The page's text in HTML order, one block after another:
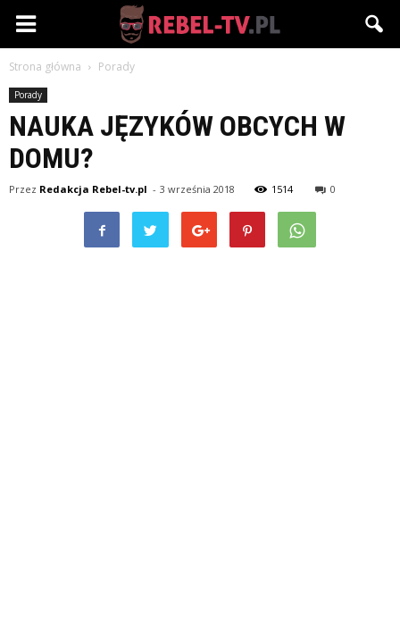
Rebel-
Strona główna Porady
Porady
NAUKA JĘZYKÓW OBCYCH W
DOMU?
Przez Redakcja Rebel-tv.pl - 3 września 2018 1514 0